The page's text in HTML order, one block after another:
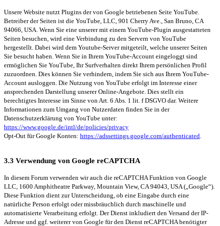
Unsere Website nutzt Plugins der von Google betriebenen Seite YouTube.
Betreiber der Seiten ist die YouTube, LLC, 901 Cherry Ave., San Bruno, CA
94066, USA. Wenn Sie eine unserer mit einem YouTube-Plugin ausgestatteten
Seiten besuchen, wird eine Verbindung zu den Servern von YouTube
hergestellt. Dabei wird dem Youtube-Server mitgeteilt, welche unserer Seiten
Sie besucht haben. Wenn Sie in Ihrem YouTube-Account eingeloggt sind
ermöglichen Sie YouTube, Ihr Surfverhalten direkt Ihrem persönlichen Profil
zuzuordnen. Dies können Sie verhindern, indem Sie sich aus Ihrem YouTube-
Account ausloggen. Die Nutzung von YouTube erfolgt im Interesse einer
ansprechenden Darstellung unserer Online-Angebote. Dies stellt ein
berechtigtes Interesse im Sinne von Art. 6 Abs. 1 lit. f DSGVO dar. Weitere
Informationen zum Umgang von Nutzerdaten finden Sie in der
Datenschutzerklärung von YouTube unter:
https://www.google.de/intl/de/policies/privacy
Opt-Out für Google Konten: https://adssettings.google.com/authenticated.
3.3 Verwendung von Google reCAPTCHA
In diesem Forum verwenden wir auch die reCAPTCHA Funktion von Google
LLC, 1600 Amphitheatre Parkway, Mountain View, CA 94043, USA („Google“).
Diese Funktion dient zur Unterscheidung, ob eine Eingabe durch eine
natürliche Person erfolgt oder missbräuchlich durch maschinelle und
automatisierte Verarbeitung erfolgt. Der Dienst inkludiert den Versand der IP-
Adresse und ggf. weiterer von Google für den Dienst reCAPTCHA benötigter